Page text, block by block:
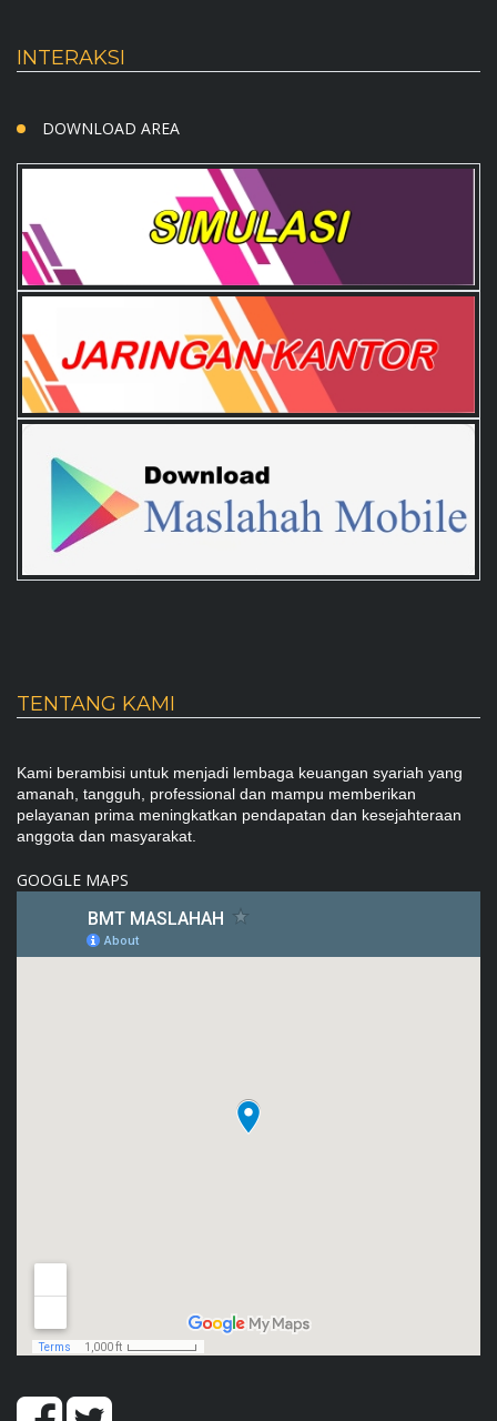
INTERAKSI
DOWNLOAD AREA
TENTANG KAMI
Kami berambisi untuk menjadi lembaga keuangan syariah yang
amanah, tangguh, professional dan mampu memberikan
pelayanan prima meningkatkan pendapatan dan kesejahteraan
anggota dan masyarakat.
GOOGLE MAPS